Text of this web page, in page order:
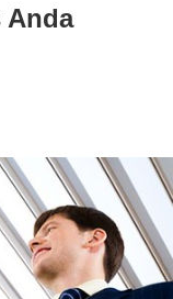
Anda